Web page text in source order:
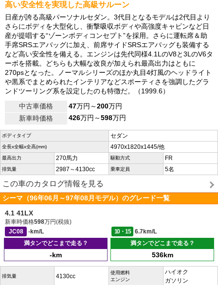
高い安全性を実現した高級サルーン
日産が誇る高級パーソナルセダン。3代目となるモデルは2代目より
さらにボディを大型化し、衝撃吸収ボディや高強度キャビンなど日
産が提唱する“ゾーンボディコンセプト”を採用。さらに運転席＆助
手席SRSエアバッグに加え、前席サイドSRSエアバッグも装備する
など高い安全性を備える。エンジンは先代同様4.1LのV8と3LのV6タ
ーボを搭載。どちらも大幅な改良が加えられ最高出力はともに
270psとなった。ノーマルシリーズのほか丸目4灯風のヘッドライト
や黒系でまとめられたインテリアなどスポーティさを強調したグラ
ンドツーリング系を設定したのも特徴だ。（1999.6）
中古車価格
47万円～200万円
新車時価格
426万円～598万円
ボディタイプ セダン
全長x全幅x全高(mm) 4970x1820x1445/他
最高出力 270馬力 駆動方式 FR
排気量 2987～4130cc 乗車定員 5名
この車のカタログ情報を見る
シーマ（96年06月～97年08月モデル）のグレード一覧
4.1 41LX
新車時価格598万円(税抜)
JC08
-km/L 10・15
6.7km/L
満タンでどこまで走る？
-km
満タンでどこまで走る？
536km
排気量 4130cc
使用燃料
エンジン
ハイオク
ガソリン